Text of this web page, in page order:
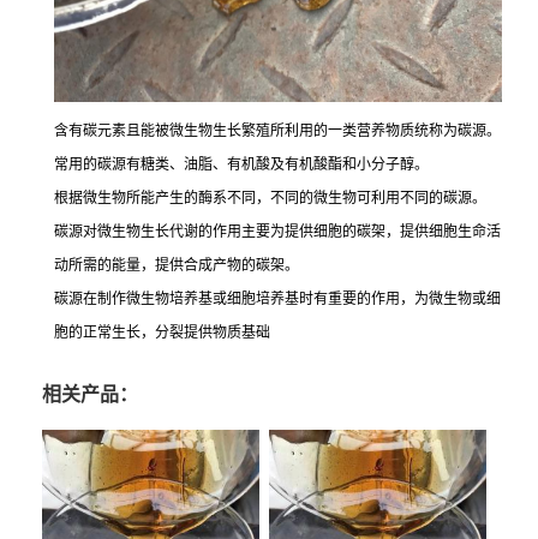
含有碳元素且能被微生物生长繁殖所利用的一类营养物质统称为碳源。
常用的碳源有糖类、油脂、有机酸及有机酸酯和小分子醇。
根据微生物所能产生的酶系不同，不同的微生物可利用不同的碳源。
碳源对微生物生长代谢的作用主要为提供细胞的碳架，提供细胞生命活
动所需的能量，提供合成产物的碳架。
碳源在制作微生物培养基或细胞培养基时有重要的作用，为微生物或细
胞的正常生长，分裂提供物质基础
相关产品：